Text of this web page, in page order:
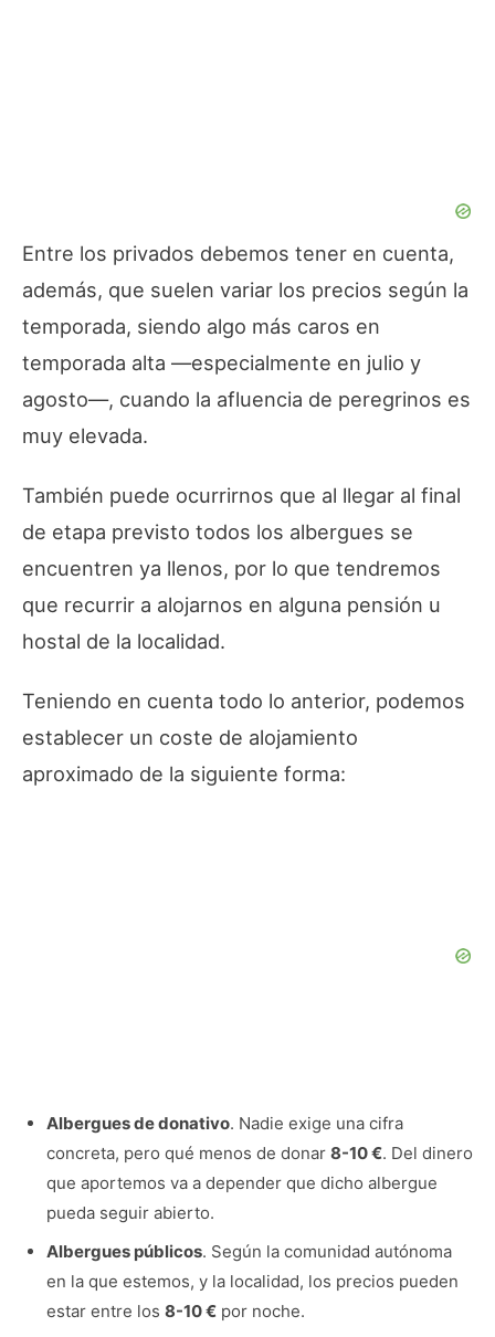
Entre los privados debemos tener en cuenta,
además, que suelen variar los precios según la
temporada, siendo algo más caros en
temporada alta —especialmente en julio y
agosto—, cuando la afluencia de peregrinos es
muy elevada.
También puede ocurrirnos que al llegar al final
de etapa previsto todos los albergues se
encuentren ya llenos, por lo que tendremos
que recurrir a alojarnos en alguna pensión u
hostal de la localidad.
Teniendo en cuenta todo lo anterior, podemos
establecer un coste de alojamiento
aproximado de la siguiente forma:
Albergues de donativo. Nadie exige una cifra
concreta, pero qué menos de donar 8-10 €. Del dinero
que aportemos va a depender que dicho albergue
pueda seguir abierto.
Albergues públicos. Según la comunidad autónoma
en la que estemos, y la localidad, los precios pueden
estar entre los 8-10 €por noche.